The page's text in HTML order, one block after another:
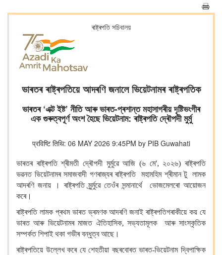
ৰাষ্ট্ৰপতি সচিবালয়
ভাৰতৰ ৰাষ্ট্ৰপতিয়ে আদৰণি জনালে ভিয়েটনামৰ ৰাষ্ট্ৰপতিক
ভাৰতৰ ‘এক্ট ইষ্ট’ নীতি আৰু ভাৰত-প্ৰশান্ত মহাসাগৰীয় দৃষ্টিভংগীৰ
এক গুৰুত্বপূৰ্ণ অংশ হৈছে ভিয়েটনাম: ৰাষ্ট্ৰপতি দ্ৰৌপদী মুৰ্মু
प्रविष्टि तिथि: 06 MAY 2026 9:45PM by PIB Guwahati
ভাৰতৰ ৰাষ্ট্ৰপতি শ্ৰীমতী দ্ৰৌপদী মুৰ্মুৱে আজি (৬ মে', ২০২৬) ৰাষ্ট্ৰপতি
ভৱনত ভিয়েটনামৰ সমাজবাদী গণৰাজ্যৰ ৰাষ্ট্ৰপতি মহামহিম শ্ৰীমান টু লামক
আদৰণি জনায় । ৰাষ্ট্ৰপতি মুৰ্ৰ্মুৱে তেওঁৰ সন্মানাৰ্থে ভোজমেলৰো আয়োজন
কৰে।
ৰাষ্ট্ৰপতি লামক প্ৰথম ভাৰত ভ্ৰমণক আদৰণি জনাই ৰাষ্ট্ৰপতিগৰাকীয়ে কয় যে
ভাৰত আৰু ভিয়েটনামৰ মাজত ঐতিহাসিক, সভ্যতামূলক আৰু সাংস্কৃতিক
সম্পৰ্কত শিপাই থকা গভীৰ বন্ধুত্ব আছে।
ৰাষ্ট্ৰপতিয়ে উল্লেখ কৰে যে শেহতীয়া বছৰবোৰত ভাৰত-ভিয়েটনাম দ্বিপাক্ষিক